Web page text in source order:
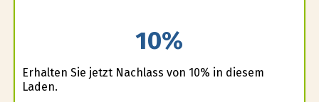
10%
Erhalten Sie jetzt Nachlass von 10% in diesem
Laden.